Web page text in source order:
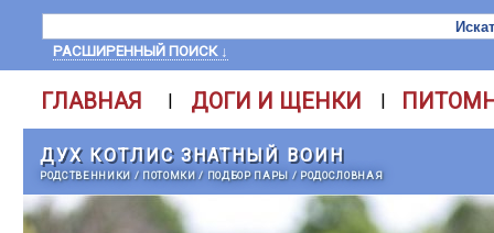
РАСШИРЕННЫЙ ПОИСК ↓
ГЛАВНАЯ | ДОГИ И ЩЕНКИ |
ДУХ КОТЛИС ЗНАТНЫЙ ВОИН
РОДСТВЕННИКИ / ПОТОМКИ/ ПОДБОР ПАРЫ / РОДОСЛОВНАЯ